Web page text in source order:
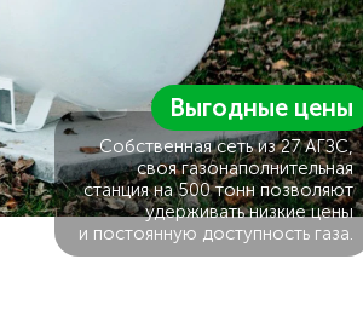
Выгодные цены
Собственная сеть из 27 АГЗС,
своя газонаполнительная
станция на 500 тонн позволяют
удерживать низкие цены
и постоянную доступность газа.